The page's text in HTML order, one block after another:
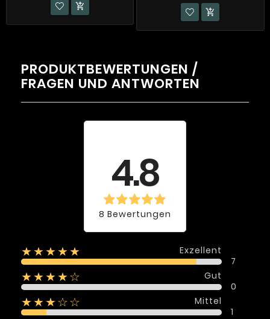


PRODUKTBEWERTUNGEN /
FRAGEN UND ANTWORTEN
4.8
8 Bewertungen
★★★★★
Exzellent
7
★★★★☆
Gut
0
★★★☆☆
Mittel
1